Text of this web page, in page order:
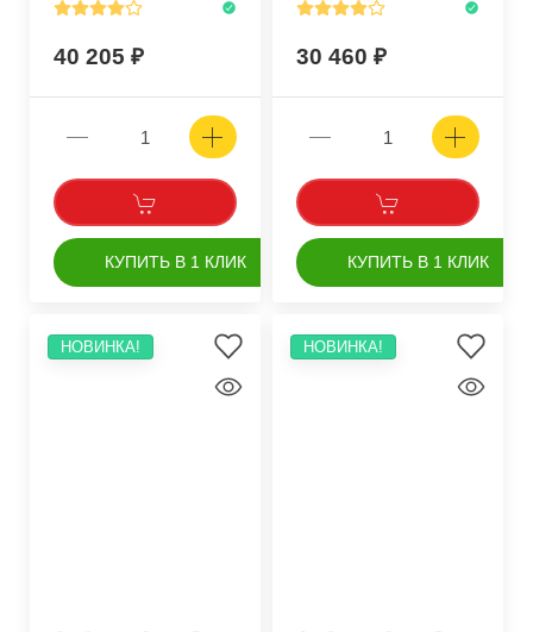
40 205
КУПИТЬ В 1 КЛИК
30 460
КУПИТЬ В 1 КЛИК
НОВИНКА! НОВИНКА!